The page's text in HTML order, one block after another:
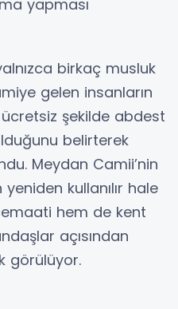
yapması
birkaç musluk
gelen insanların
şekilde abdest
belirterek
Meydan Camii’nin
yeniden kullanılır hale
hem de kent
açısından
görülüyor.